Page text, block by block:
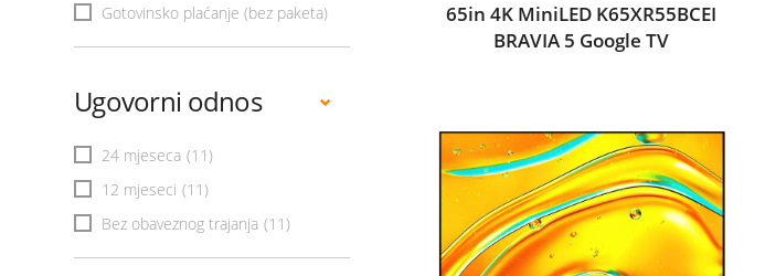
Gotovinsko plaćanje (bez paketa)
Ugovorni odnos
24 mjeseca (11)
12 mjeseci (11)
Bez obaveznog trajanja (11)
65in 4K MiniLED K65XR55BCEI
BRAVIA 5 Google TV